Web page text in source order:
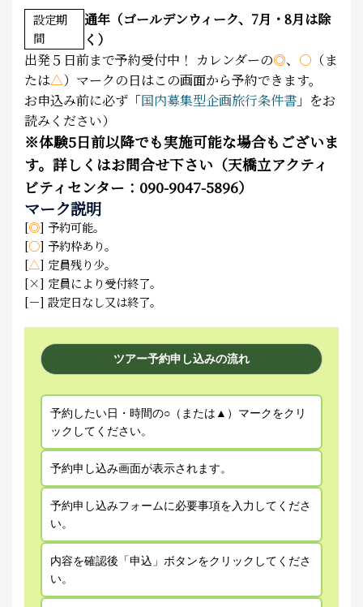
設定期
間
通年（ゴールデンウィーク、7月・8月は除
く）
出発５日前まで予約受付中！ カレンダーの◎、 ○ （ま
たは△）マークの日はこの画面から予約できます。
お申込み前に必ず「国内募集型企画旅行条件書 」をお
読みください）
※体験5日前以降でも実施可能な場合もございま
す。詳しくはお問合せ下さい（天橋立アクティ
ビティセンター：090-9047-5896）
マーク説明
[◎] 予約可能。
[○] 予約枠あり。
[△] 定員残り少。
[×] 定員により受付終了。
[－] 設定日なし又は終了。
ツアー予約申し込みの流れ
予約したい日・時間の○（または▲）マークをクリ
ックしてください。
予約申し込み画面が表示されます。
予約申し込みフォームに必要事項を入力してくださ
い。
内容を確認後「申込」ボタンをクリックしてくださ
い。